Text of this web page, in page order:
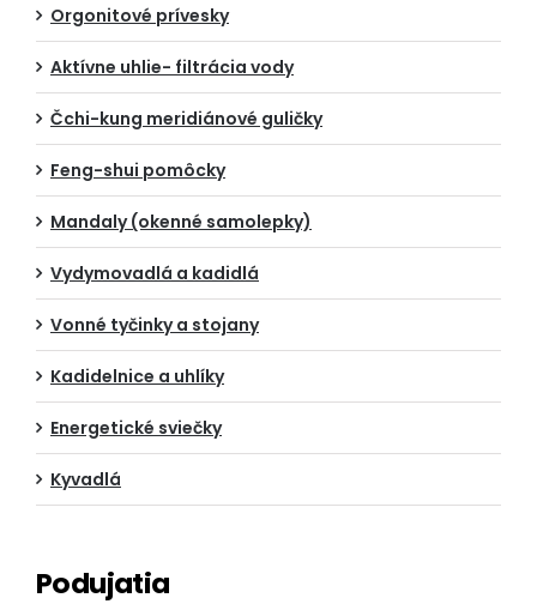
Orgonitové prívesky
Aktívne uhlie- filtrácia vody
Čchi-kung meridiánové guličky
Feng-shui pomôcky
Mandaly (okenné samolepky)
Vydymovadlá a kadidlá
Vonné tyčinky a stojany
Kadidelnice a uhlíky
Energetické sviečky
Kyvadlá
Podujatia